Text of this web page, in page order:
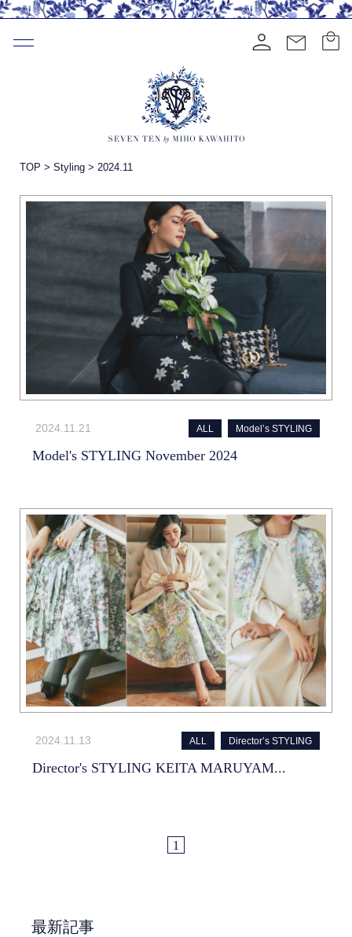
TOP > Styling > 2024.11
2024.11.21 ALL Model’s STYLING
Model's STYLING November 2024
2024.11.13 ALL Director’s STYLING
Director's STYLING KEITA MARUYAM...
1
最新記事